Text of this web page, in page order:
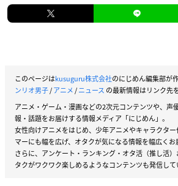
このページはkusuguru株式会社のにじめん編集部が
ンリオ男子/アニメ/ニュース の最新情報はリンク先
アニメ・ゲーム・漫画などの2次元コンテンツや、声
報・話題をお届けする情報メディア「にじめん」。
女性向けアニメをはじめ、少年アニメやキャラクタ
マーにも幅を広げ、オタクが気になる情報を幅広くお
さらに、アンケート・ランキング・オタ活（推し活
タクがワクワク楽しめるようなコンテンツも発信して